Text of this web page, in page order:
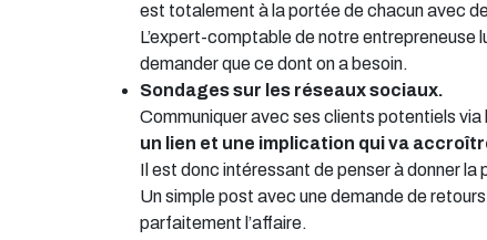
est totalement à la portée de chacun avec
L’expert-comptable de notre entrepreneuse
demander que ce dont on a besoin.
Sondages sur les réseaux sociaux.
Communiquer avec ses clients potentiels
un lien et une implication qui va
Il est donc intéressant de penser à donner
Un simple post avec une demande de
parfaitement l’affaire.